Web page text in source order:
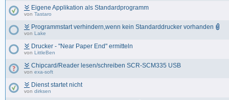
Eigene Applikation als Standardprogramm
von Tastaro
Programmstart verhindern,wenn kein Standarddrucker vorhanden
von Lake
Drucker - "Near Paper End" ermitteln
von LittleBen
Chipcard/Reader lesen/schreiben SCR-SCM335 USB
von exa-soft
Dienst startet nicht
von dirksen